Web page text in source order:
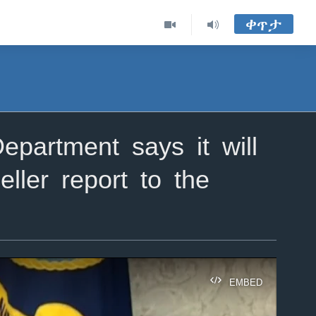
ቀጥታ
says it will
report to the
EMBED